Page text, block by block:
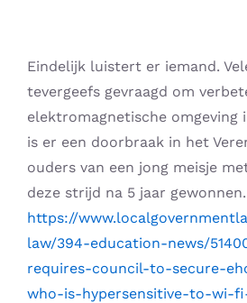
contentEindelijk luistert er iemand.
tevergeefs gevraagd om
elektromagnetische omgeving
is er een doorbraak in het
ouders van een jong meisje
deze strijd na 5 jaar gewonnen.
https://
law/394-education-news/
requires-council-to-secure-
who-is-hypersensitive-to-wi-